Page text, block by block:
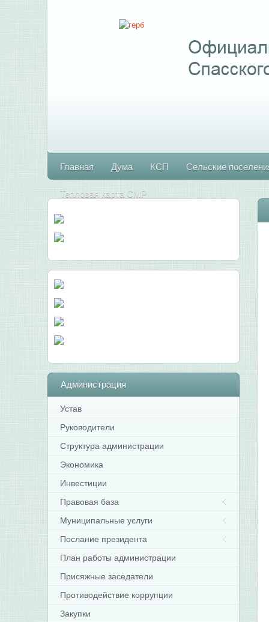
Главная Дума КСП Сельские
Тепловая карта СМР
Администрация
Устав
Руководители
Структура администрации
Экономика
Инвестиции
Правовая база
Муниципальные услуги
Послание президента
План работы администрации
Присяжные заседатели
Противодействие коррупции
Закупки